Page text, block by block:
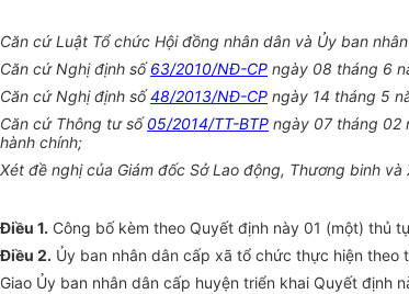
Căn cứ Luật Tổ chức Hội đồng nhân dân và Ủy ban
Căn cứ Nghị định số63/2010/NĐ-CP ngày 08 tháng 6
Căn cứ Nghị định số48/2013/NĐ-CP ngày 14 tháng 5
Căn cứ Thông tư số05/2014/TT-BTP ngày 07 tháng 02
hành chính;
Xét đề nghị của Giám đốc Sở Lao động, Thương binh
Điều 1. Công bố kèm theo Quyết định này 01 (một) thủ
Điều 2. Ủy ban nhân dân cấp xã tổ chức thực hiện
Giao Ủy ban nhân dân cấp huyện triển khai Quyết định